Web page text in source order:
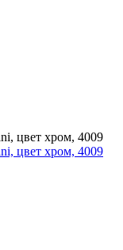
цвет хром, 4009